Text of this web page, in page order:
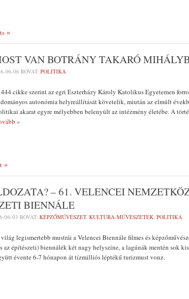
VAN BOTRÁNY TAKARÓ
06-06 ROVAT: POLITIKA
cikke szerint az egri Eszterházy Károly Katolikus Egyetemen
autonómia helyreállítását követelik, miután az elmúlt
akarat egyre mélyebben belenyúlt az intézmény életébe. A
»
– 61. VELENCEI
BIENNÁLE
06-03 ROVAT: KÉPZŐMŰVÉSZET, KULTÚRA-MŰVÉSZETEK, POLITIKA
legismertebb mustrái a Velencei Biennále filmes és
az építészeti) biennálék két nagy helyszíne, a lagúnák mentén sok
évente 6-7 hónapon át tízmilliós léptékű turizmust vonz.